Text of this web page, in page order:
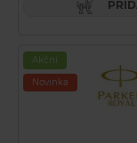
Akční
Novinka